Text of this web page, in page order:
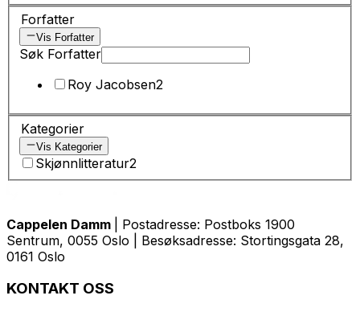
Forfatter
Vis Forfatter
Søk Forfatter
Roy Jacobsen2
Kategorier
Vis Kategorier
Skjønnlitteratur2
Cappelen Damm
| Postadresse: Postboks 1900
Sentrum, 0055 Oslo | Besøksadresse: Stortingsgata 28,
0161 Oslo
KONTAKT OSS